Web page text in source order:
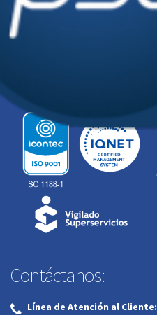
Síguenos en:
Contáctanos:
Línea de Atención al Cliente: